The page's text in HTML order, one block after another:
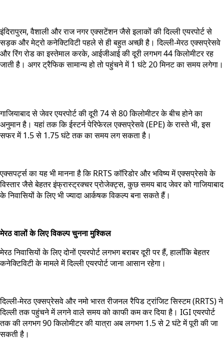
इंदिरापुरम, वैशाली और राज नगर एक्सटेंशन जैसे इलाकों की दिल्ली एयरपोर्ट से
सड़क और मेट्रो कनेक्टिविटी पहले से ही बहुत अच्छी है। दिल्ली-मेरठ एक्सप्रेसवे
और रिंग रोड का इस्तेमाल करके, आईजीआई की दूरी लगभग 44 किलोमीटर रह
जाती है। अगर ट्रैफिक सामान्य हो तो पहुंचने में 1 घंटे 20 मिनट का समय लगेगा।
गाजियाबाद से जेवर एयरपोर्ट की दूरी 74 से 80 किलोमीटर के बीच होने का
अनुमान है। यहां तक कि ईस्टर्न पेरिफेरल एक्सप्रेसवे (EPE) के रास्ते भी, इस
सफर में 1.5 से 1.75 घंटे तक का समय लग सकता है।
एक्सपर्ट्स का यह भी मानना है कि RRTS कॉरिडोर और भविष्य में एक्सप्रेसवे के
विस्तार जैसे बेहतर इंफ्रास्ट्रक्चर प्रोजेक्ट्स, कुछ समय बाद जेवर को गाजियाबाद
के निवासियों के लिए भी ज्यादा आर्कषक विकल्प बना सकते हैं।
मेरठ वालों के लिए विकल्प चुनना मुश्किल
मेरठ निवासियों के लिए दोनों एयरपोर्ट लगभग बराबर दूरी पर हैं, हालाँकि बेहतर
कनेक्टिविटी के मामले में दिल्ली एयरपोर्ट जाना आसान रहेगा।
दिल्ली-मेरठ एक्सप्रेसवे और नमो भारत रीजनल रैपिड ट्रांजिट सिस्टम (RRTS) ने
दिल्ली तक पहुंचने में लगने वाले समय को काफी कम कर दिया है। IGI एयरपोर्ट
तक की लगभग 90 किलोमीटर की यात्रा अब लगभग 1.5 से 2 घंटे में पूरी की जा
सकती है।